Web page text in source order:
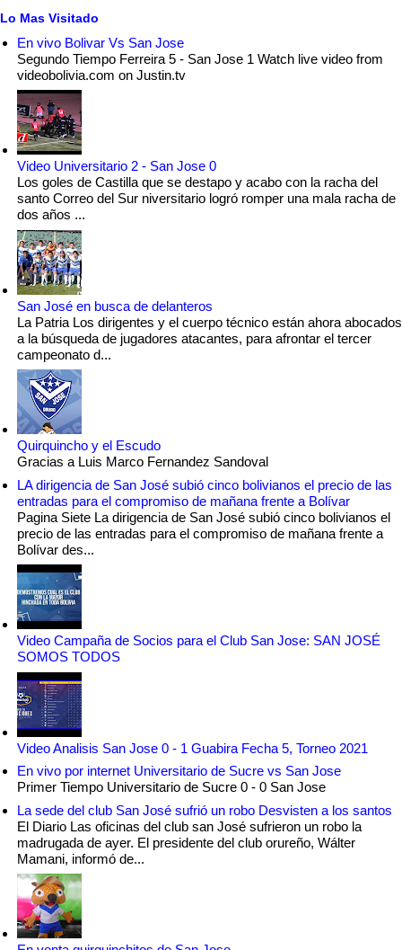
Lo Mas Visitado
En vivo Bolivar Vs San Jose
Segundo Tiempo Ferreira 5 - San Jose 1 Watch live video from
videobolivia.com on Justin.tv
Video Universitario 2 - San Jose 0
Los goles de Castilla que se destapo y acabo con la racha del
santo Correo del Sur niversitario logró romper una mala racha de
dos años ...
San José en busca de delanteros
La Patria Los dirigentes y el cuerpo técnico están ahora abocados
a la búsqueda de jugadores atacantes, para afrontar el tercer
campeonato d...
Quirquincho y el Escudo
Gracias a Luis Marco Fernandez Sandoval
LA dirigencia de San José subió cinco bolivianos el precio de las
entradas para el compromiso de mañana frente a Bolívar
Pagina Siete La dirigencia de San José subió cinco bolivianos el
precio de las entradas para el compromiso de mañana frente a
Bolívar des...
Video Campaña de Socios para el Club San Jose: SAN JOSÉ
SOMOS TODOS
Video Analisis San Jose 0 - 1 Guabira Fecha 5, Torneo 2021
En vivo por internet Universitario de Sucre vs San Jose
Primer Tiempo Universitario de Sucre 0 - 0 San Jose
La sede del club San José sufrió un robo Desvisten a los santos
El Diario Las oficinas del club san José sufrieron un robo la
madrugada de ayer. El presidente del club orureño, Wálter
Mamani, informó de...